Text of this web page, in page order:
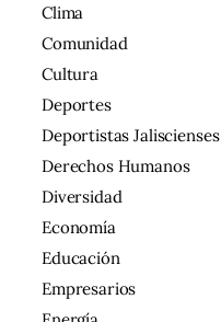
Clima
Comunidad
Cultura
Deportes
Deportistas Jaliscienses
Derechos Humanos
Diversidad
Economía
Educación
Empresarios